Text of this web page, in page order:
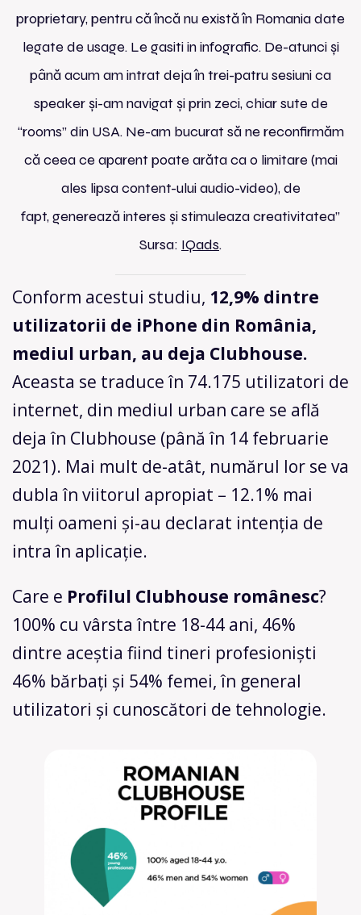
proprietary, pentru că încă nu există în Romania date
legate de usage. Le gasiti in infografic. De-atunci și
până acum am intrat deja în trei-patru sesiuni ca
speaker și-am navigat și prin zeci, chiar sute de
“rooms” din USA. Ne-am bucurat să ne reconfirmăm
că ceea ce aparent poate arăta ca o limitare (mai
ales lipsa content-ului audio-video), de
fapt, generează interes și stimuleaza creativitatea”
Sursa: IQads.
Conform acestui studiu, 12,9% dintre
utilizatorii de iPhone din România,
mediul urban, au deja Clubhouse.
Aceasta se traduce în 74.175 utilizatori de
internet, din mediul urban care se află
deja în Clubhouse (până în 14 februarie
2021). Mai mult de-atât, numărul lor se va
dubla în viitorul apropiat – 12.1% mai
mulți oameni și-au declarat intenția de
intra în aplicație.
Care e Profilul Clubhouse românesc?
100% cu vârsta între 18-44 ani, 46%
dintre aceștia fiind tineri profesioniști
46% bărbați și 54% femei, în general
utilizatori și cunoscători de tehnologie.